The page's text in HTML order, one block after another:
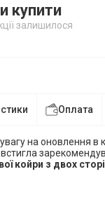
купити
залишилося
Оплата
на оновлення в
койри з двох